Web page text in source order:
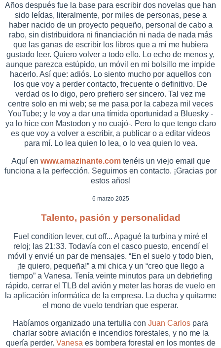
Años después fue la base para escribir dos novelas que han
sido leídas, literalmente, por miles de personas, pese a
haber nacido de un proyecto pequeño, personal de cabo a
rabo, sin distribuidora ni financiación ni nada de nada más
que las ganas de escribir los libros que a mi me hubiera
gustado leer. Quiero volver a todo ello. Lo echo de menos y,
aunque parezca estúpido, un móvil en mi bolsillo me impide
hacerlo. Así que: adiós. Lo siento mucho por aquellos con
los que voy a perder contacto, frecuente o definitivo. De
verdad os lo digo, pero prefiero ser sincero. Tal vez me
centre solo en mi web; se me pasa por la cabeza mil veces
YouTube; y le voy a dar una tímida oportunidad a Bluesky -
ya lo hice con Mastodon y no cuajó-. Pero lo que tengo claro
es que voy a volver a escribir, a publicar o a editar vídeos
para mí. Lo lea quien lo lea, o lo vea quien lo vea.
Aquí en www.amazinante.comtenéis un viejo email que
funciona a la perfección. Seguimos en contacto. ¡Gracias por
estos años!
6 marzo 2025
Talento, pasión y personalidad
Fuel condition lever, cut off... Apagué la turbina y miré el
reloj; las 21:33. Todavía con el casco puesto, encendí el
móvil y envié un par de mensajes. “En el suelo y todo bien,
¡te quiero, pequeña!” a mi chica y un “creo que llego a
tiempo” a Vanesa. Tenía veinte minutos para un debriefing
rápido, cerrar el TLB del avión y meter las horas de vuelo en
la aplicación informática de la empresa. La ducha y quitarme
el mono de vuelo tendrían que esperar.
Habíamos organizado una tertulia con Juan Carlos para
charlar sobre aviación e incendios forestales, y no me la
quería perder. Vanesa es bombera forestal en los montes de